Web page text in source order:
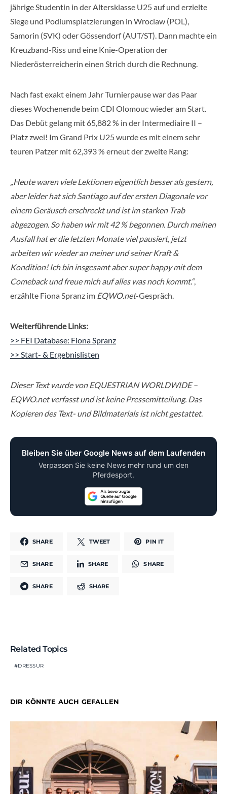
jährige Studentin in der Altersklasse U25 auf und erzielte
Siege und Podiumsplatzierungen in Wroclaw (POL),
Samorin (SVK) oder Gössendorf (AUT/ST). Dann machte ein
Kreuzband-Riss und eine Knie-Operation der
Niederösterreicherin einen Strich durch die Rechnung.
Nach fast exakt einem Jahr Turnierpause war das Paar
dieses Wochenende beim CDI Olomouc wieder am Start.
Das Debüt gelang mit 65,882 % in der Intermediaire II –
Platz zwei! Im Grand Prix U25 wurde es mit einem sehr
teuren Patzer mit 62,393 % erneut der zweite Rang:
„Heute waren viele Lektionen eigentlich besser als gestern,
aber leider hat sich Santiago auf der ersten Diagonale vor
einem Geräusch erschreckt und ist im starken Trab
abgezogen. So haben wir mit 42 % begonnen. Durch meinen
Ausfall hat er die letzten Monate viel pausiert, jetzt
arbeiten wir wieder an meiner und seiner Kraft &
Kondition! Ich bin insgesamt aber super happy mit dem
Comeback und freue mich auf alles was noch kommt.“,
erzählte Fiona Spranz im EQWO.net-Gespräch.
Weiterführende Links:
>> FEI Database: Fiona Spranz
>> Start- & Ergebnislisten
Dieser Text wurde von EQUESTRIAN WORLDWIDE –
EQWO.net verfasst und ist keine Pressemitteilung. Das
Kopieren des Text- und Bildmaterials ist nicht gestattet.
Bleiben Sie über Google News auf dem Laufenden
Verpassen Sie keine News mehr rund um den
Pferdesport.
SHARE TWEET PIN IT
SHARE SHARE SHARE
SHARE SHARE
Related Topics
DRESSUR
DIR KÖNNTE AUCH GEFALLEN